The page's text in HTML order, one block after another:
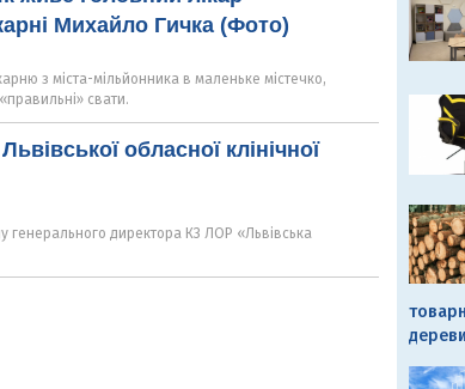
Михайло Гичка (Фото)
з міста-мільйонника в маленьке містечко,
свати.
обласної клінічної
генерального директора КЗ ЛОР «Львівська